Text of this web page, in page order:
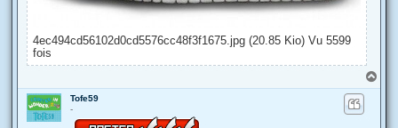
4ec494cd56102d0cd5576cc48f3f1675.jpg (20.85 Kio) Vu 5599
fois
a
Tofe59
-